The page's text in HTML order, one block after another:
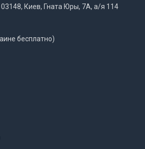
03148, Киев, Гната Юры, 7А, а/я 114
бесплатно)